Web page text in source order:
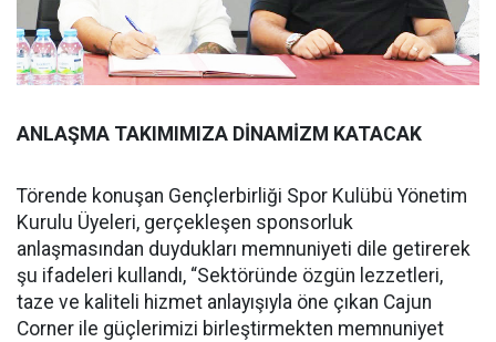
ANLAŞMA TAKIMIMIZA DİNAMİZM KATACAK
Törende konuşan Gençlerbirliği Spor Kulübü Yönetim
Kurulu Üyeleri, gerçekleşen sponsorluk
anlaşmasından duydukları memnuniyeti dile getirerek
şu ifadeleri kullandı, “Sektöründe özgün lezzetleri,
taze ve kaliteli hizmet anlayışıyla öne çıkan Cajun
Corner ile güçlerimizi birleştirmekten memnuniyet